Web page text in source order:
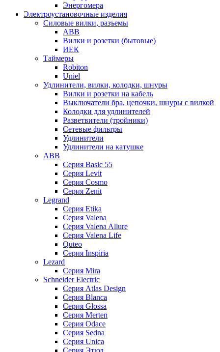
Энергомера
Электроустановочные изделия
Силовые вилки, разъемы
ABB
Вилки и розетки (бытовые)
ИЕК
Таймеры
Robiton
Uniel
Удлинители, вилки, колодки, шнуры
Вилки и розетки на кабель
Выключатели бра, цепочки, шнуры с вилкой
Колодки для удлинителей
Разветвители (тройники)
Сетевые фильтры
Удлинители
Удлинители на катушке
ABB
Серия Basic 55
Серия Levit
Серия Cosmo
Серия Zenit
Legrand
Серия Etika
Серия Valena
Серия Valena Allure
Серия Valena Life
Quteo
Серия Inspiria
Lezard
Серия Mira
Schneider Electric
Серия Atlas Design
Серия Blanca
Серия Glossa
Серия Merten
Серия Odace
Серия Sedna
Серия Unica
Серия Этюд